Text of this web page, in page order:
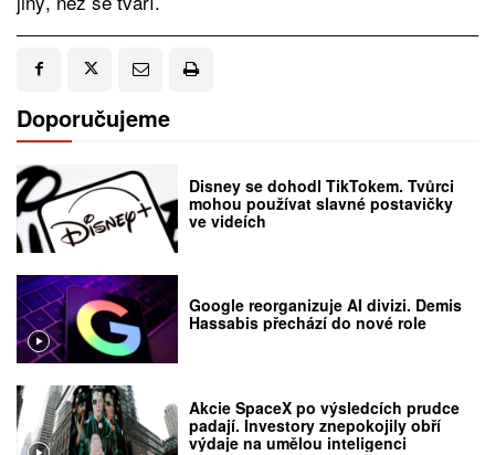
Doporučujeme
Disney se dohodl TikTokem. Tvůrci
mohou používat slavné postavičky
ve videích
Google reorganizuje AI divizi. Demis
Hassabis přechází do nové role
Akcie SpaceX po výsledcích prudce
padají. Investory znepokojily obří
výdaje na umělou inteligenci